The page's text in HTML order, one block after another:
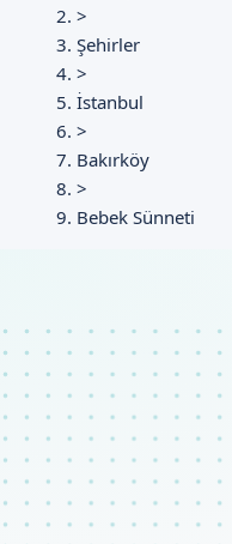
>
Şehirler
>
İstanbul
>
Bakırköy
>
Bebek Sünneti